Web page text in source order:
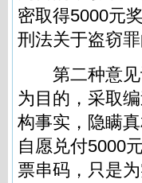
密取得5000元
刑法关于盗窃
第二种意见
为目的，采取
构事实，隐瞒
自愿兑付5000
票串码，只是